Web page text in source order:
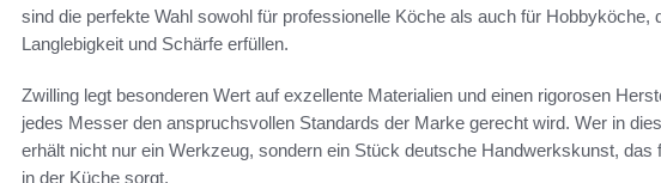
sind die perfekte Wahl sowohl für professionelle Köche als auch für Hobbyköche,
Langlebigkeit und Schärfe erfüllen.
Zwilling legt besonderen Wert auf exzellente Materialien und einen rigorosen
jedes Messer den anspruchsvollen Standards der Marke gerecht wird. Wer in
erhält nicht nur ein Werkzeug, sondern ein Stück deutsche Handwerkskunst, das
in der Küche sorgt.